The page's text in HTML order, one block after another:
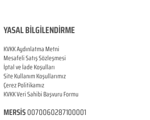
YASAL BİLGİLENDİRME
KVKK Aydınlatma Metni
Mesafeli Satış Sözleşmesi
İptal ve İade Koşulları
Site Kullanım Koşullarımız
Çerez Politikamız
KVKK Veri Sahibi Başvuru Formu
MERSİS0070060287100001